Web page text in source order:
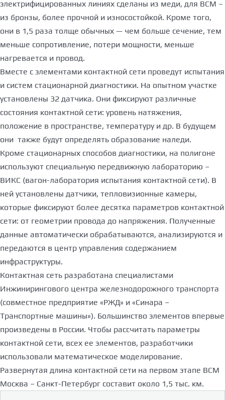
электрифицированных линиях сделаны из меди, для ВСМ –
из бронзы, более прочной и износостойкой. Кроме того,
они в 1,5 раза толще обычных — чем больше сечение, тем
меньше сопротивление, потери мощности, меньше
нагревается и провод.
Вместе с элементами контактной сети проведут испытания
и систем стационарной диагностики. На опытном участке
установлены 32 датчика. Они фиксируют различные
состояния контактной сети: уровень натяжения,
положение в пространстве, температуру и др. В будущем
они также будут определять образование наледи.
Кроме стационарных способов диагностики, на полигоне
используют специальную передвижную лабораторию –
ВИКС (вагон-лаборатория испытания контактной сети). В
ней установлены датчики, тепловизионные камеры,
которые фиксируют более десятка параметров контактной
сети: от геометрии провода до напряжения. Полученные
данные автоматически обрабатываются, анализируются и
передаются в центр управления содержанием
инфраструктуры.
Контактная сеть разработана специалистами
Инжинирингового центра железнодорожного транспорта
(совместное предприятие «РЖД» и «Синара –
Транспортные машины»). Большинство элементов впервые
произведены в России. Чтобы рассчитать параметры
контактной сети, всех ее элементов, разработчики
использовали математическое моделирование.
Развернутая длина контактной сети на первом этапе ВСМ
Москва – Санкт-Петербург составит около 1,5 тыс. км.